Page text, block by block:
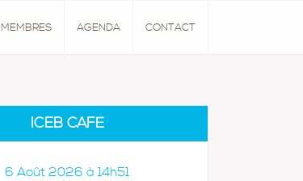
MEMBRES AGENDA CONTACT
ICEB CAFÉ
6 Août 2026 à 14h51